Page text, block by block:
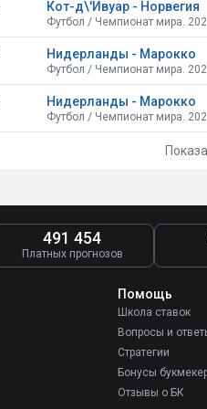
Кот-д\'Ивуар - Норвегия
Нидерланды - Марокко
Нидерланды - Марокко
491 454
Платных прогнозов
Помощь
Школа ставок
Вопросы и
Стратегии
Бонусы
Отзывы о БК